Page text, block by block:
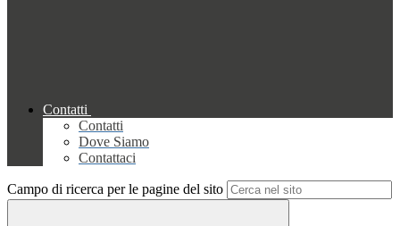
Contatti
Contatti
Dove Siamo
Contattaci
Campo di ricerca per le pagine del sito